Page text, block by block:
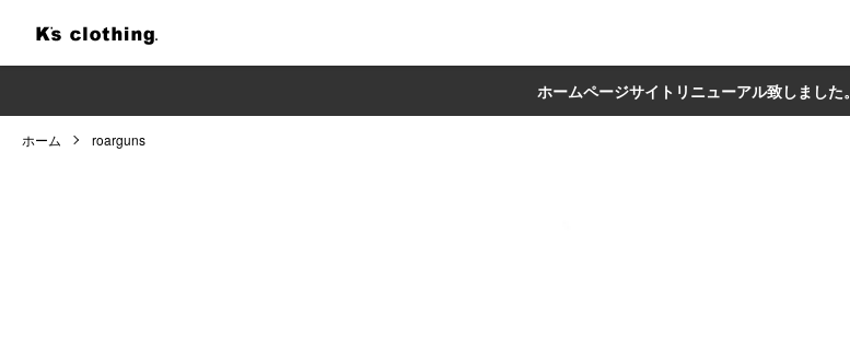
ホームページサイトリニューアル致しました。
ホーム roarguns